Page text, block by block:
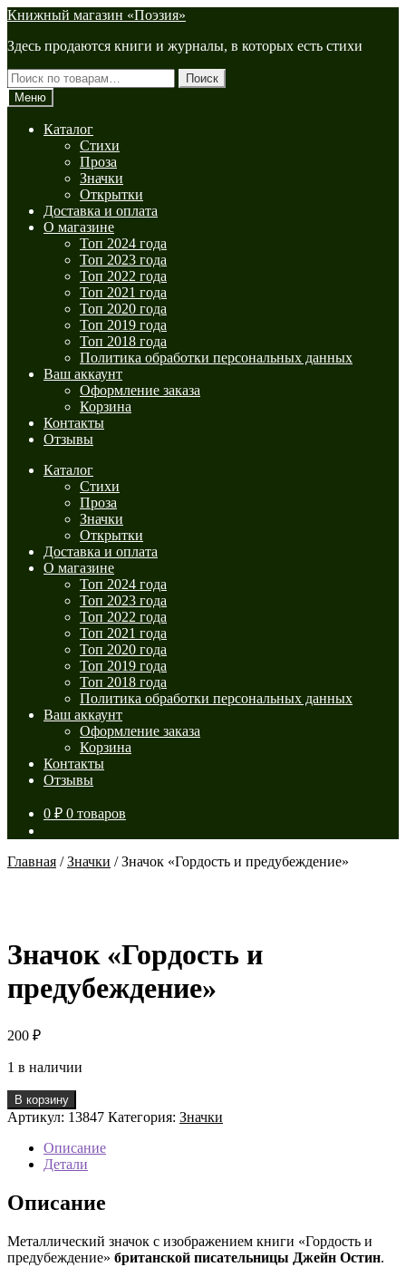
Перейти
навигации
Перейти
содержимому
Книжный магазин «Поэзия»
Здесь продаются книги и журналы, в которых есть стихи
Искать:
Поиск
Меню
Каталог
Стихи
Проза
Значки
Открытки
Доставка и оплата
О магазине
Топ 2024 года
Топ 2023 года
Топ 2022 года
Топ 2021 года
Топ 2020 года
Топ 2019 года
Топ 2018 года
Политика обработки персональных данных
Ваш аккаунт
Оформление заказа
Корзина
Контакты
Отзывы
Каталог
Стихи
Проза
Значки
Открытки
Доставка и оплата
О магазине
Топ 2024 года
Топ 2023 года
Топ 2022 года
Топ 2021 года
Топ 2020 года
Топ 2019 года
Топ 2018 года
Политика обработки персональных данных
Ваш аккаунт
Оформление заказа
Корзина
Контакты
Отзывы
0 ₽ 0 товаров
Главная /Значки /Значок «Гордость и предубеждение»
Значок «Гордость и
предубеждение»
200 ₽
1 в наличии
Количество
товара
Значок
«Гордость
В корзину
Артикул: 13847 Категория: Значки
Описание
Детали
Описание
Металлический значок с изображением книги «Гордость и
предубеждение» британской писательницы Джейн Остин.